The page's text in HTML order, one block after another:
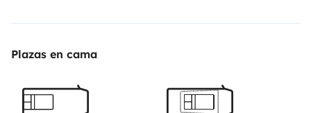
Plazas en cama